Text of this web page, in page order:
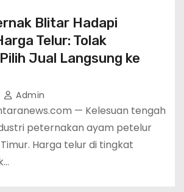
Blitar Hadapi
Telur: Tolak
Jual Langsung ke
Admin
— Kelesuan tengah
peternakan ayam petelur
Harga telur di tingkat